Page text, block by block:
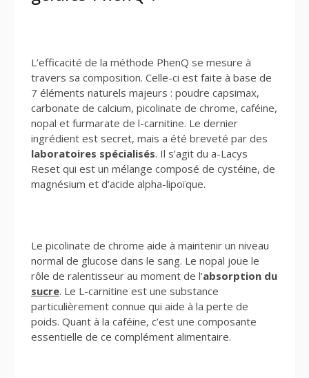
L’efficacité de la méthode PhenQ se mesure à
travers sa composition. Celle-ci est faite à base de
7 éléments naturels majeurs : poudre capsimax,
carbonate de calcium, picolinate de chrome, caféine,
nopal et furmarate de l-carnitine. Le dernier
ingrédient est secret, mais a été breveté par des
laboratoires spécialisés. Il s’agit du a-Lacys
Reset qui est un mélange composé de cystéine, de
magnésium et d’acide alpha-lipoïque.
Le picolinate de chrome aide à maintenir un niveau
normal de glucose dans le sang. Le nopal joue le
rôle de ralentisseur au moment de l’absorption du
sucre. Le L-carnitine est une substance
particulièrement connue qui aide à la perte de
poids. Quant à la caféine, c’est une composante
essentielle de ce complément alimentaire.